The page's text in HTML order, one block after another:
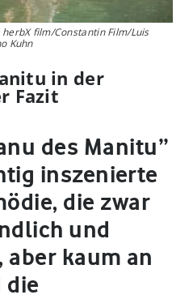
film/Constantin Film/Luis
Kuhn
in der
Fazit
des Manitu”
inszenierte
die zwar
und
kaum an
die